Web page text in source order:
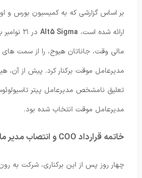
ارائه شده است، Alt5 Sigma
در ۲۱
مالی وقت، جاناتان هیوج، را از سمت
مدیرعامل موقت برکنار کرد. پیش از آن،
مدیرعامل موقت انتخاب شده بود.
خاتمه قرارداد COO و انتصاب مدیر مالی جدید
چهار روز پس از این برکناری، شرکت به رون